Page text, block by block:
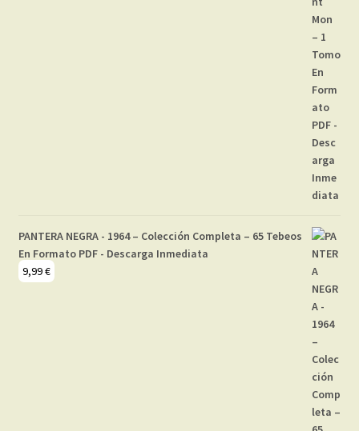
PANTERA NEGRA - 1964 – Colección Completa – 65 Tebeos
En Formato PDF - Descarga Inmediata
9,99€